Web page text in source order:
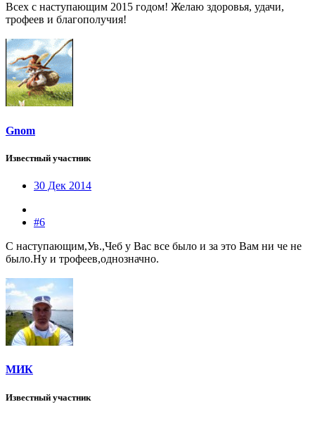
Всех с наступающим 2015 годом! Желаю здоровья, удачи,
трофеев и благополучия!
Gnom
Известный участник
30 Дек 2014
#6
С наступающим,Ув.,Чеб у Вас все было и за это Вам ни че не
было.Ну и трофеев,однозначно.
МИК
Известный участник